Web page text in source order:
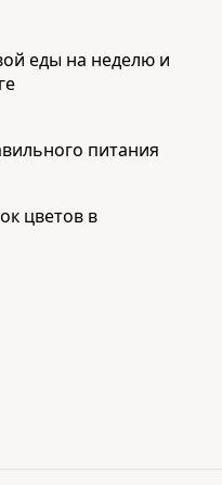
еды на неделю и
питания
цветов в